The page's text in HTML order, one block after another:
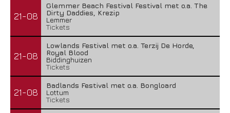
21-08
Glemmer Beach Festival Festival met o.a. The
Dirty Daddies, Krezip
Lemmer
Tickets
21-08
Lowlands Festival met o.a. Terzij De Horde,
Royal Blood
Biddinghuizen
Tickets
21-08
Badlands Festival met o.a. Bongloard
Lottum
Tickets